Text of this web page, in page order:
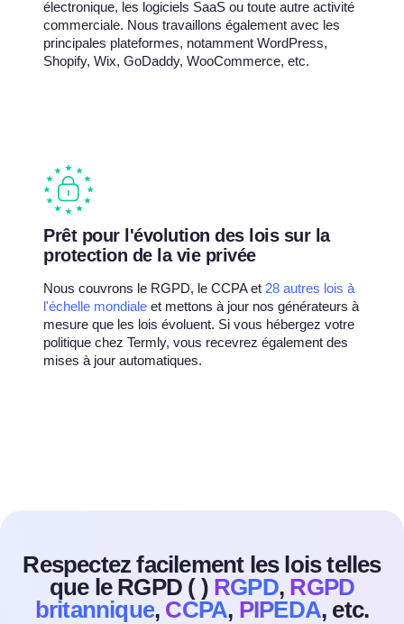
électronique, les logiciels SaaS ou toute autre activité
commerciale. Nous travaillons également avec les
principales plateformes, notamment WordPress,
Shopify, Wix, GoDaddy, WooCommerce, etc.
Prêt pour l'évolution des lois sur la
protection de la vie privée
Nous couvrons le RGPD, le CCPA et 28 autres lois à
l'échelle mondiale et mettons à jour nos générateurs à
mesure que les lois évoluent. Si vous hébergez votre
politique chez Termly, vous recevrez également des
mises à jour automatiques.
Respectez facilement les lois telles
que le RGPD ( ) RGPD, RGPD
britannique, CCPA, PIPEDA, etc.